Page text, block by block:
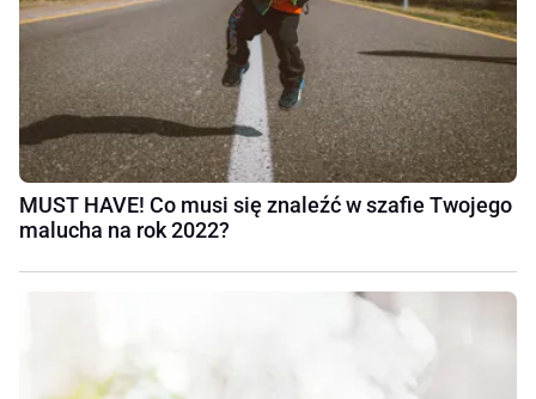
MUST HAVE! Co musi się znaleźć w szafie Twojego
malucha na rok 2022?